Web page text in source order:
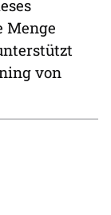
Menge
von